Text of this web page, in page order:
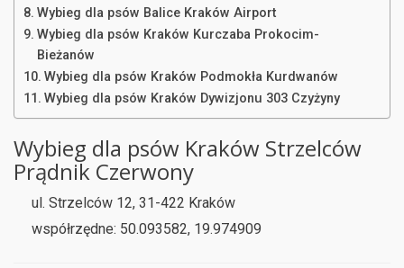
Wybieg dla psów Balice Kraków Airport
Wybieg dla psów Kraków Kurczaba Prokocim-
Bieżanów
Wybieg dla psów Kraków Podmokła Kurdwanów
Wybieg dla psów Kraków Dywizjonu 303 Czyżyny
Wybieg dla psów Kraków Strzelców
Prądnik Czerwony
ul. Strzelców 12, 31-422 Kraków
współrzędne: 50.093582, 19.974909